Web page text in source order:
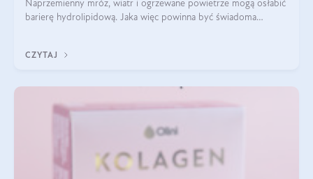
Naprzemienny mróz, wiatr i ogrzewane powietrze mogą osłabić
barierę hydrolipidową. Jaka więc powinna być świadoma
CZYTAJ